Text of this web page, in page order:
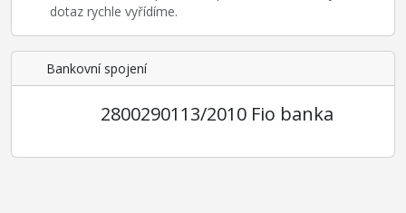
dotaz rychle vyřídíme.
Bankovní spojení
2800290113/2010 Fio banka